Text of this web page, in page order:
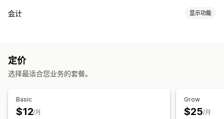
客户行为
结账分析
视觉和报告
GDPR 合规
会计 显示功能
销售成本跟踪
多币种
定价
选择最适合您业务的套餐。
Basic
$12/月
Grow
$25/月